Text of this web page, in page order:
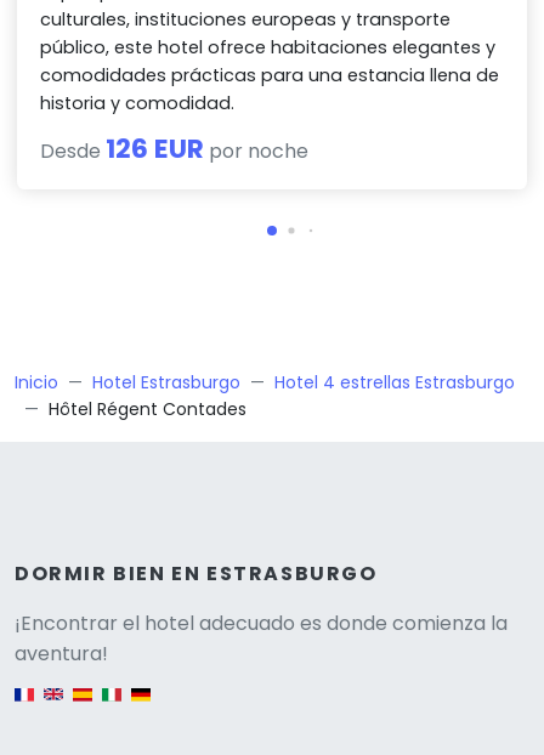
culturales, instituciones europeas y transporte
público, este hotel ofrece habitaciones elegantes y
comodidades prácticas para una estancia llena de
historia y comodidad.
Desde 126 EUR por noche
Inicio Hotel Estrasburgo
Hotel 4 estrellas Estrasburgo
Hôtel Régent Contades
DORMIR BIEN EN ESTRASBURGO
¡Encontrar el hotel adecuado es donde comienza la
aventura!
English version